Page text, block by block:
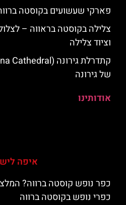
פארקי שעשועים בקוסטה
צלילה בקוסטה בראווה –
וציוד צלילה
של גירונה
אודותינו
איפה
כפר נופש קוסטה ברווה?
כפרי נופש בקוסטה ברווה